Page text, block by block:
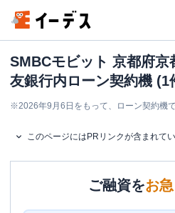
SMBCモビット 京都府京
友銀行内ローン契約機 (1
※2026年9月6日をもって、ローン契約機
このページにはPRリンクが含まれて
ご融資をお